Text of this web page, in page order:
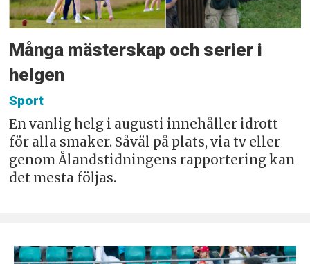
Många mästerskap och serier i
helgen
Sport
En vanlig helg i augusti innehåller idrott
för alla smaker. Såväl på plats, via tv eller
genom Ålandstidningens rapportering kan
det mesta följas.